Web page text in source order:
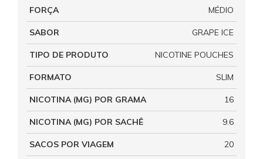
FORÇA MÉDIO
SABOR GRAPE ICE
TIPO DE PRODUTO NICOTINE POUCHES
FORMATO SLIM
NICOTINA (MG) POR GRAMA 16
NICOTINA (MG) POR SACHÊ 9.6
SACOS POR VIAGEM 20